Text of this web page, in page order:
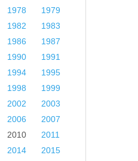
1978
1979
1982
1983
1986
1987
1990
1991
1994
1995
1998
1999
2002
2003
2006
2007
2010
2011
2014
2015